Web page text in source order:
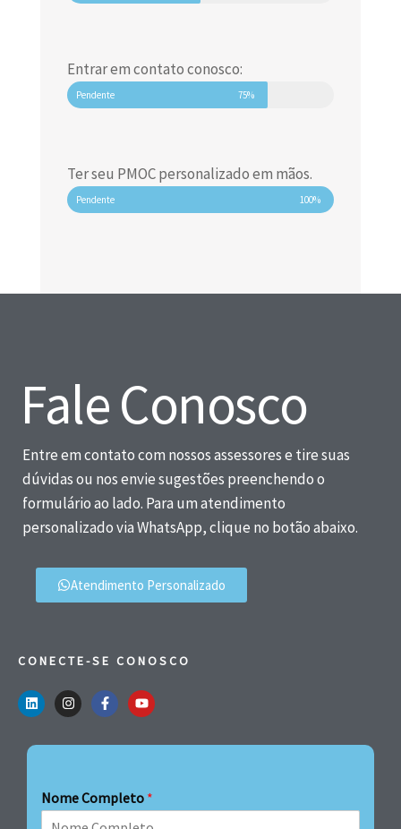
Entrar em contato conosco:
Pendente 75%
Ter seu PMOC personalizado em mãos.
Pendente 100%
Fale Conosco
Entre em contato com nossos assessores e tire suas
dúvidas ou nos envie sugestões preenchendo o
formulário ao lado. Para um atendimento
personalizado via WhatsApp, clique no botão abaixo.
Atendimento Personalizado
CONECTE-SE CONOSCO
Nome Completo *